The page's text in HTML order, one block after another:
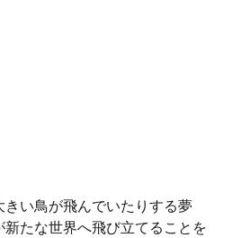
い鳥が飛んでいたりする夢
たな世界へ飛び立てることを